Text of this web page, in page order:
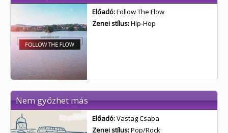
Előadó:Follow The Flow
Zenei stílus:Hip-Hop
Nem győzhet más
Előadó:Vastag Csaba
Zenei stílus:Pop/Rock